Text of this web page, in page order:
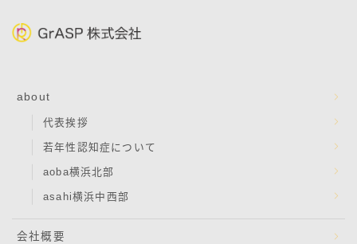
about
代表挨拶
若年性認知症について
aoba横浜北部
asahi横浜中西部
会社概要